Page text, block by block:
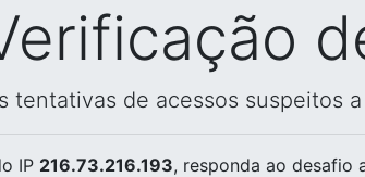
tentativas de acessos suspeitos
IP 216.73.216.193, responda ao desafio